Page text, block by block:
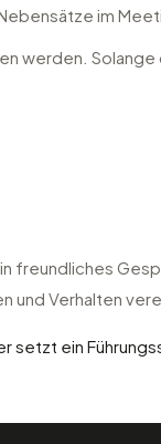
im
werden. Solange
und Verhalten
setzt ein